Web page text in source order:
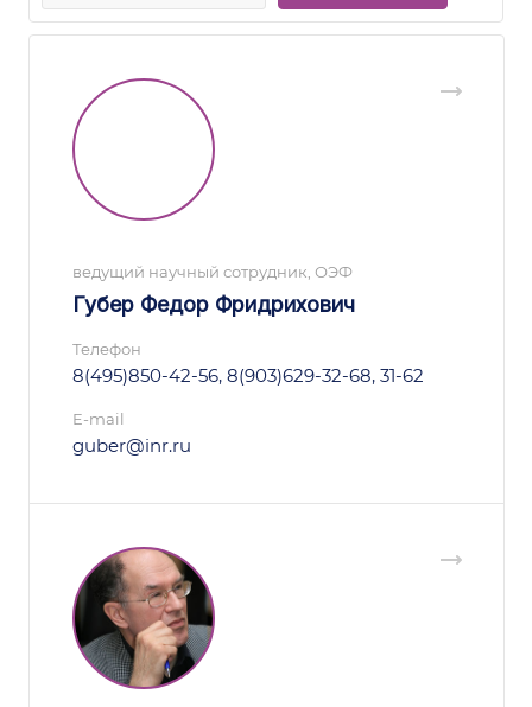
ведущий научный сотрудник, ОЭФ
Губер Федор Фридрихович
Телефон
8(495)850-42-56, 8(903)629-32-68, 31-62
E-mail
guber@inr.ru